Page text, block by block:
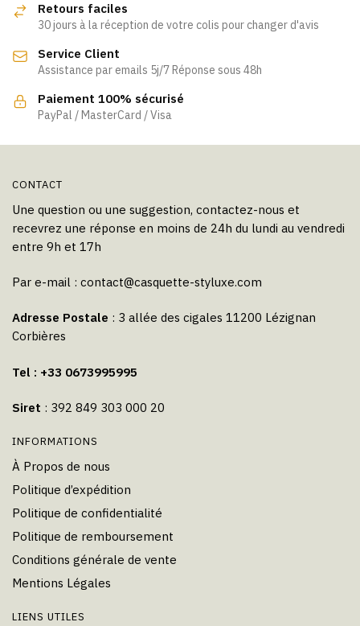
peuvent
choisies
sur
la
page
peuvent
être
Retours faciles
30 jours à la réception de votre colis pour changer d'avis
Service Client
Assistance par emails 5j/7 Réponse sous 48h
Paiement 100% sécurisé
PayPal / MasterCard / Visa
CONTACT
Une question ou une suggestion, contactez-nous et
recevrez une réponse en moins de 24h du lundi au vendredi
entre 9h et 17h
Par e-mail : contact@casquette-styluxe.com
Adresse Postale : 3 allée des cigales 11200 Lézignan
Corbières
Tel : +33 0673995995
Siret : 392 849 303 000 20
INFORMATIONS
À Propos de nous
Politique d’expédition
Politique de confidentialité
Politique de remboursement
Conditions générale de vente
Mentions Légales
LIENS UTILES